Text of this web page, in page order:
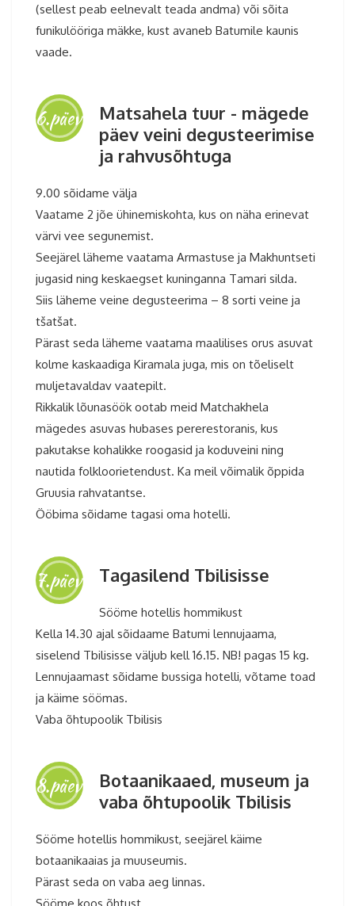
(sellest peab eelnevalt teada andma) või sõita
funikulööriga mäkke, kust avaneb Batumile kaunis
vaade.
6.päev
Matsahela tuur - mägede
päev veini degusteerimise
ja rahvusõhtuga
9.00 sõidame välja
Vaatame 2 jõe ühinemiskohta, kus on näha erinevat
värvi vee segunemist.
Seejärel läheme vaatama Armastuse ja Makhuntseti
jugasid ning keskaegset kuninganna Tamari silda.
Siis läheme veine degusteerima – 8 sorti veine ja
tšatšat.
Pärast seda läheme vaatama maalilises orus asuvat
kolme kaskaadiga Kiramala juga, mis on tõeliselt
muljetavaldav vaatepilt.
Rikkalik lõunasöök ootab meid Matchakhela
mägedes asuvas hubases pererestoranis, kus
pakutakse kohalikke roogasid ja koduveini ning
nautida folkloorietendust. Ka meil võimalik õppida
Gruusia rahvatantse.
Ööbima sõidame tagasi oma hotelli.
7.päev Tagasilend Tbilisisse
Sööme hotellis hommikust
Kella 14.30 ajal sõidaame Batumi lennujaama,
siselend Tbilisisse väljub kell 16.15. NB! pagas 15 kg.
Lennujaamast sõidame bussiga hotelli, võtame toad
ja käime söömas.
Vaba õhtupoolik Tbilisis
8.päev
Botaanikaaed, museum ja
vaba õhtupoolik Tbilisis
Sööme hotellis hommikust, seejärel käime
botaanikaaias ja muuseumis.
Pärast seda on vaba aeg linnas.